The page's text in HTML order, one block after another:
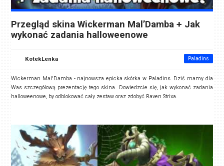
Przegląd skina Wickerman Mal’Damba + Jak
wykonać zadania halloweenowe
KotekLenka Paladins
Wickerman Mal'Damba - najnowsza epicka skórka w Paladins. Dziś mamy dla
Was szczegółową prezentację tego skina. Dowiedzcie się, jak wykonać zadania
halloweenowe, by odblokować cały zestaw oraz zdobyć Raven Strixa.